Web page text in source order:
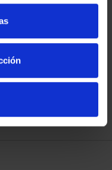
CAMPOAMOR